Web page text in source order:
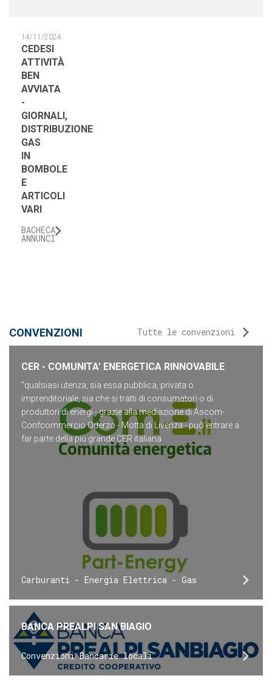
14/11/2024
CEDESI
ATTIVITÀ
BEN
AVVIATA
-
GIORNALI,
DISTRIBUZIONE
GAS
IN
BOMBOLE
E
ARTICOLI
VARI
BACHECA
ANNUNCI
CONVENZIONI Tutte le convenzioni
CER - COMUNITA' ENERGETICA RINNOVABILE
“qualsiasi utenza, sia essa pubblica, privata o
imprenditoriale, sia che si tratti di consumatori o di
produttori di energi - grazie alla mediazione di Ascom-
Confcommercio Oderzo - Motta di Livenza - può entrare a
far parte della più grande CER italiana
Carburanti - Energia Elettrica - Gas
BANCA PREALPI SAN BIAGIO
Convenzioni Bancarie locali